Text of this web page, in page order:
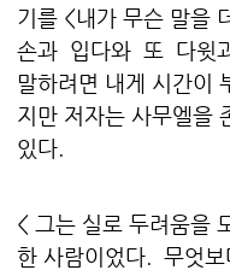
기를 <내가 무슨 말을
손과 입다와 또 다윗
말하려면 내게 시간이
지만 저자는 사무엘을
있다.
< 그는 실로 두려움을
한 사람이었다. 무엇